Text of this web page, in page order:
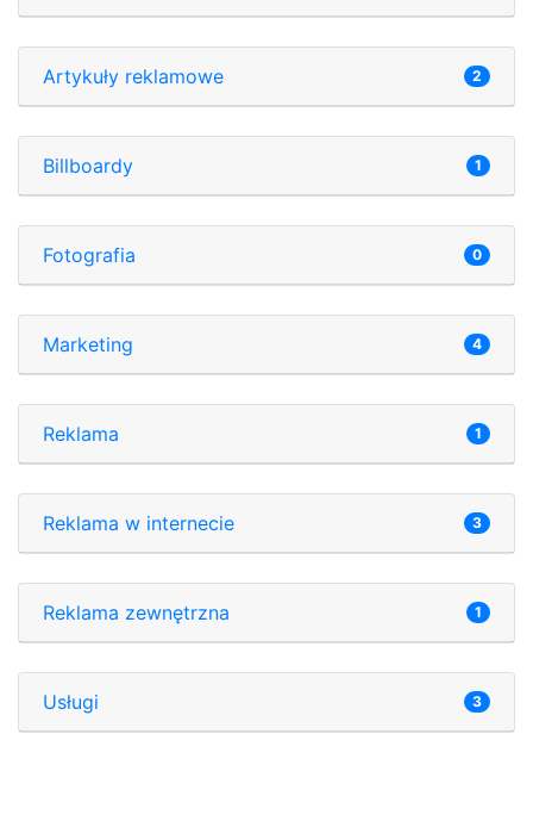
Artykuły reklamowe 2
Billboardy 1
Fotografia 0
Marketing 4
Reklama 1
Reklama w internecie 3
Reklama zewnętrzna 1
Usługi 3